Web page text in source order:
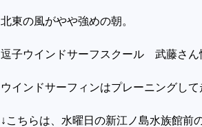
北東の風がやや強めの朝。
逗子ウインドサーフスクール 武藤さん
ウインドサーフィンはプレーニングして
↓こちらは、水曜日の新江ノ島水族館前